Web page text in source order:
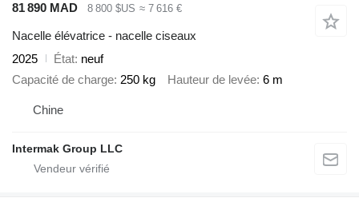
81 890 MAD
8 800 $US ≈ 7 616 €
Nacelle élévatrice - nacelle ciseaux
2025
État neuf
Capacité de charge 250 kg Hauteur de levée 6 m
Chine
Intermak Group LLC